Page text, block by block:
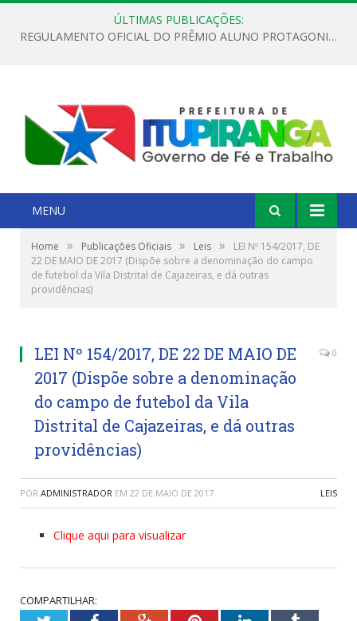
ÚLTIMAS PUBLICAÇÕES:
REGULAMENTO OFICIAL DO PRÊMIO ALUNO PROTAGONISTA – EDIÇÃO 2026
MENU
Home » Publicações Oficiais » Leis »
LEI Nº 154/2017, DE
22 DE MAIO DE 2017 (Dispõe sobre a denominação do campo
de futebol da Vila Distrital de Cajazeiras, e dá outras
providências)
LEI Nº 154/2017, DE 22 DE MAIO DE
2017 (Dispõe sobre a denominação
do campo de futebol da Vila
Distrital de Cajazeiras, e dá outras
providências)
0
POR ADMINISTRADOR EM 22 DE MAIO DE 2017 LEIS
Clique aqui para visualizar
COMPARTILHAR: